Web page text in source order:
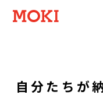
自分たちが